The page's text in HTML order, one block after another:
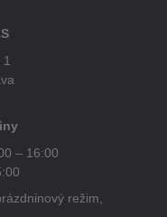
– 16:00
režim,